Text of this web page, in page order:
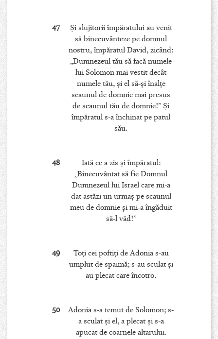
47
Şi slujitorii împăratului au venit
să binecuvânteze pe domnul
nostru, împăratul David, zicând:
„Dumnezeul tău să facă numele
lui Solomon mai vestit decât
numele tău, şi el să-şi înalţe
scaunul de domnie mai presus
de scaunul tău de domnie!” Şi
împăratul s-a închinat pe patul
său.
48
Iată ce a zis şi împăratul:
„Binecuvântat să fie Domnul
Dumnezeul lui Israel care mi-a
dat astăzi un urmaş pe scaunul
meu de domnie şi mi-a îngăduit
să-l văd!”
49
Toţi cei poftiţi de Adonia s-au
umplut de spaimă; s-au sculat şi
au plecat care încotro.
50
Adonia s-a temut de Solomon; s-
a sculat şi el, a plecat şi s-a
apucat de coarnele altarului.